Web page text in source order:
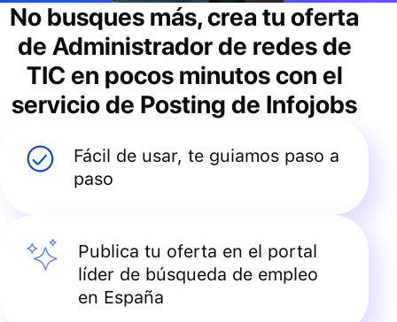
No busques más, crea tu oferta
de Administrador de redes de
TIC en pocos minutos con el
servicio de Posting de Infojobs
Fácil de usar, te guiamos paso a
paso
Publica tu oferta en el portal
líder de búsqueda de empleo
en España